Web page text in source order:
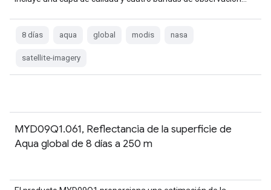
8 días aqua global modis nasa
satellite-imagery
MYD09Q1.061, Reflectancia de la superficie de
Aqua global de 8 días a 250 m